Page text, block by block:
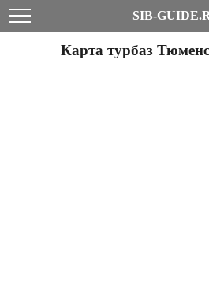
SIB-
Карта турбаз